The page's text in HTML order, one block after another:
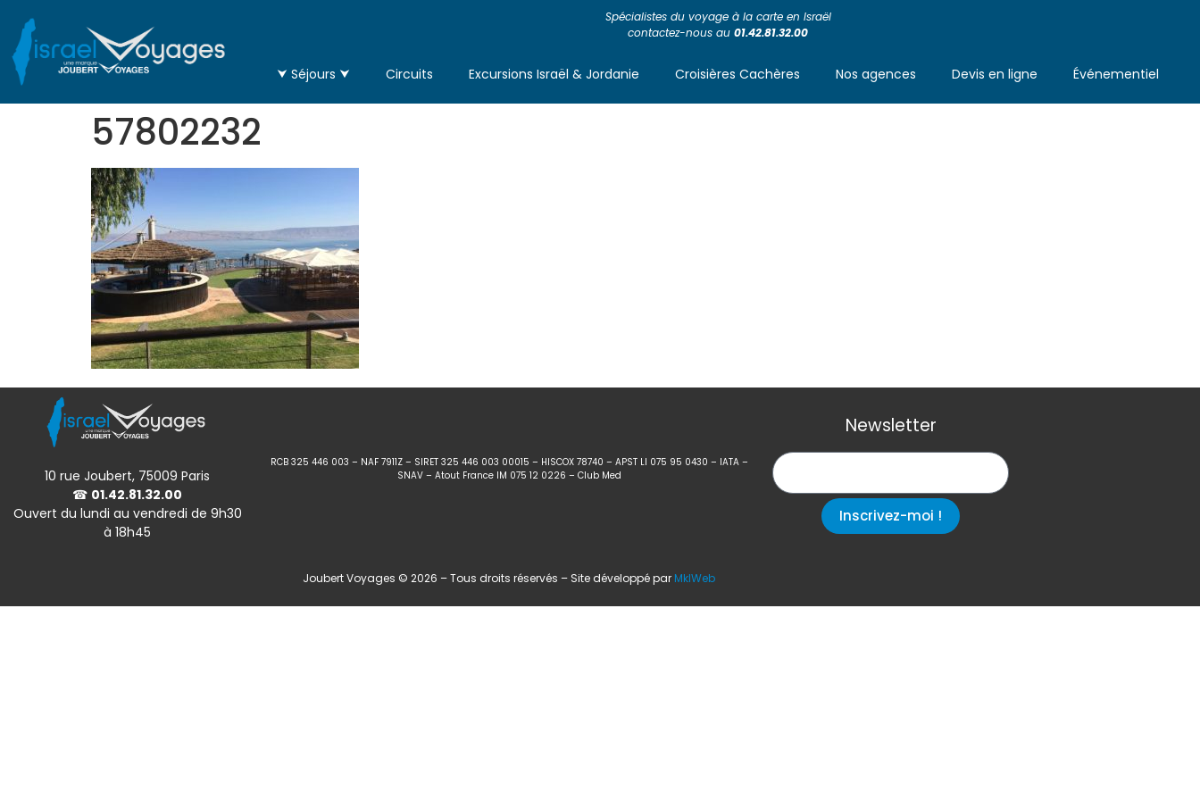
Spécialistes du voyage à la carte en Israël
contactez-nous au01.42.81.32.00
⮟ Séjours ⮟ Circuits Excursions Israël & Jordanie Croisières Cachères Nos agences Devis en ligne Événementiel
57802232
10 rue Joubert, 75009 Paris
☎ 01.42.81.32.00
Ouvert du lundi au vendredi de 9h30
à 18h45
RCB 325 446 003 – NAF 7911Z – SIRET 325 446 003 00015 – HISCOX 78740 – APST LI 075 95 0430 – IATA –
SNAV – Atout France IM 075 12 0226 – Club Med
Newsletter
Inscrivez-moi !
Joubert Voyages © 2026 – Tous droits réservés – Site développé par MklWeb